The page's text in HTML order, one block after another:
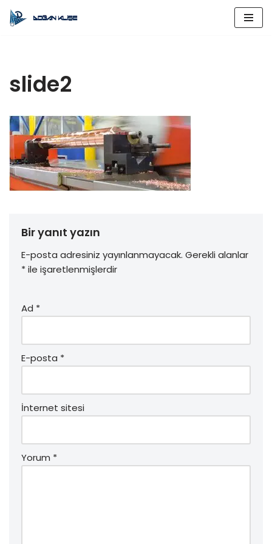
slide2
Bir yanıt yazın
E-posta adresiniz yayınlanmayacak. Gerekli alanlar
*ile işaretlenmişlerdir
Ad *
E-posta *
İnternet sitesi
Yorum *